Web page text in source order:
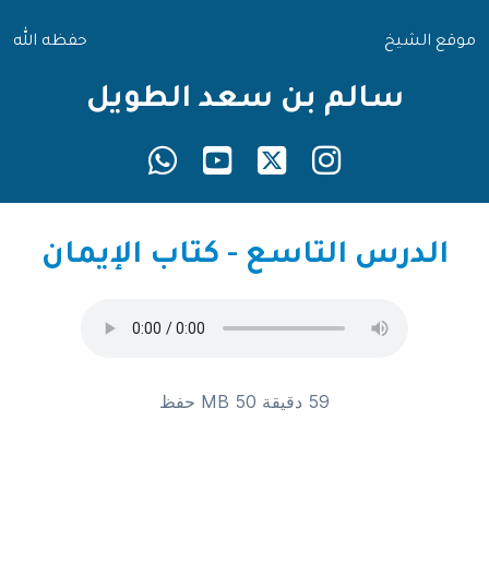
موقع الشيخ حفظه الله
سالم بن سعد الطويل
الدرس التاسع - كتاب الإيمان
59 دقيقة 50 MB حفظ